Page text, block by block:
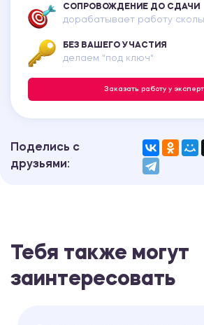
СОПРОВОЖДЕНИЕ ДО СДАЧИ
дорабатывает работу
БЕЗ ВАШЕГО УЧАСТИЯ
делаем "под ключ"
Заказать работу у
Поделись с
друзьями:
Тебя также могут
заинтересовать